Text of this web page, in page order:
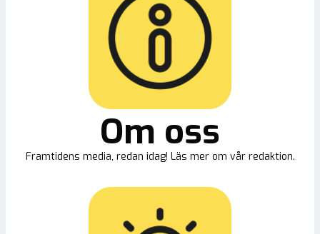
Om oss
Framtidens media, redan idag! Läs mer om vår redaktion.